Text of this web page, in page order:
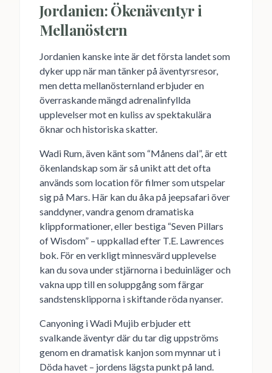
Jordanien: Ökenäventyr i
Mellanöstern
Jordanien kanske inte är det första landet som
dyker upp när man tänker på äventyrsresor,
men detta mellanösternland erbjuder en
överraskande mängd adrenalinfyllda
upplevelser mot en kuliss av spektakulära
öknar och historiska skatter.
Wadi Rum, även känt som “Månens dal”, är ett
ökenlandskap som är så unikt att det ofta
används som location för filmer som utspelar
sig på Mars. Här kan du åka på jeepsafari över
sanddyner, vandra genom dramatiska
klippformationer, eller bestiga “Seven Pillars
of Wisdom” – uppkallad efter T.E. Lawrences
bok. För en verkligt minnesvärd upplevelse
kan du sova under stjärnorna i beduinläger och
vakna upp till en soluppgång som färgar
sandstensklipporna i skiftande röda nyanser.
Canyoning i Wadi Mujib erbjuder ett
svalkande äventyr där du tar dig uppströms
genom en dramatisk kanjon som mynnar ut i
Döda havet – jordens lägsta punkt på land.